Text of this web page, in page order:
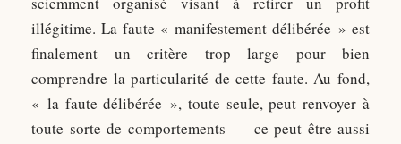
illégitime. La faute « manifestement délibérée » est
finalement un critère trop large pour bien
comprendre la particularité de cette faute. Au fond,
« la faute délibérée », toute seule, peut renvoyer à
toute sorte de comportements — ce peut être aussi